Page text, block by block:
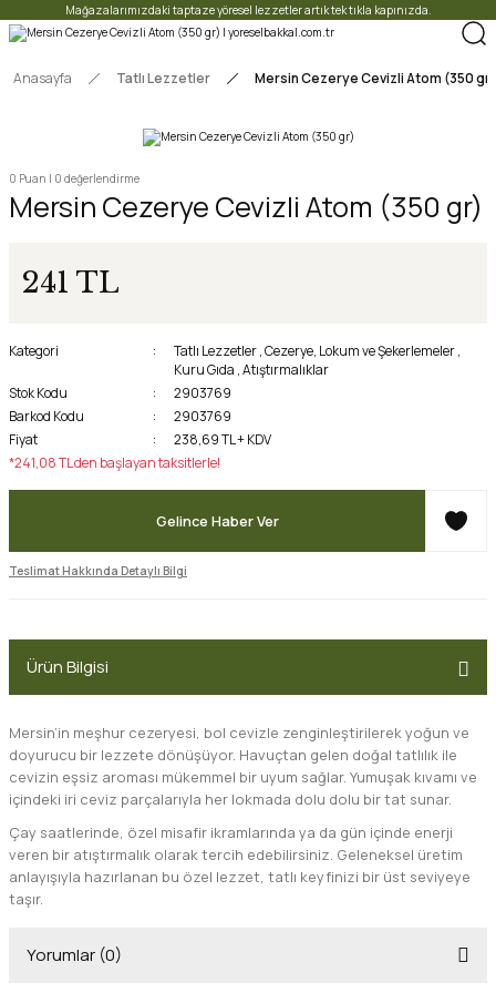
Mağazalarımızdaki taptaze yöresel lezzetler artık tek tıkla kapınızda.
Anasayfa Tatlı Lezzetler Mersin Cezerye Cevizli Atom (350 gr)
0 Puan | 0 değerlendirme
Mersin Cezerye Cevizli Atom (350 gr)
241 TL
Kategori Tatlı Lezzetler ,Cezerye, Lokum ve Şekerlemeler ,
Kuru Gıda ,Atıştırmalıklar
Stok Kodu
2903769
Barkod Kodu
2903769
Fiyat
238,69 TL + KDV
*241,08 TL den başlayan taksitlerle!
Gelince Haber Ver
Teslimat Hakkında Detaylı Bilgi
Ürün Bilgisi
Mersin’in meşhur cezeryesi, bol cevizle zenginleştirilerek yoğun ve
doyurucu bir lezzete dönüşüyor. Havuçtan gelen doğal tatlılık ile
cevizin eşsiz aroması mükemmel bir uyum sağlar. Yumuşak kıvamı ve
içindeki iri ceviz parçalarıyla her lokmada dolu dolu bir tat sunar.
Çay saatlerinde, özel misafir ikramlarında ya da gün içinde enerji
veren bir atıştırmalık olarak tercih edebilirsiniz. Geleneksel üretim
anlayışıyla hazırlanan bu özel lezzet, tatlı keyfinizi bir üst seviyeye
taşır.
Yorumlar (0)